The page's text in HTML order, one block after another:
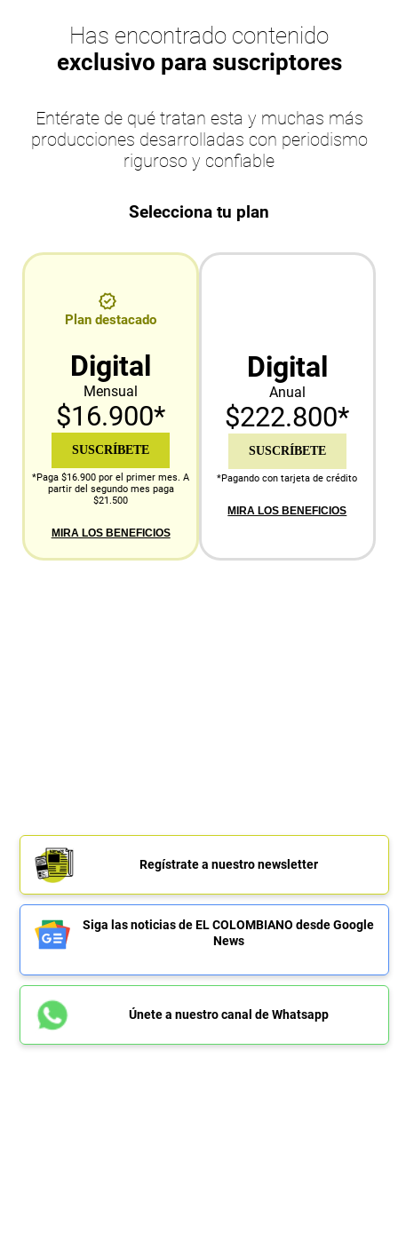
Has encontrado contenido
exclusivo para suscriptores
Entérate de qué tratan esta y muchas más
producciones desarrolladas con periodismo
riguroso y confiable
Selecciona tu plan
Plan destacado
Digital
Mensual
$16.900*
SUSCRÍBETE
*Paga $16.900 por el primer mes. A
partir del segundo mes paga
$21.500
MIRA LOS BENEFICIOS
Digital
Anual
$222.800*
SUSCRÍBETE
*Pagando con tarjeta de crédito
MIRA LOS BENEFICIOS
Regístrate a nuestro newsletter
Siga las noticias de EL COLOMBIANO desde Google
News
Únete a nuestro canal de Whatsapp